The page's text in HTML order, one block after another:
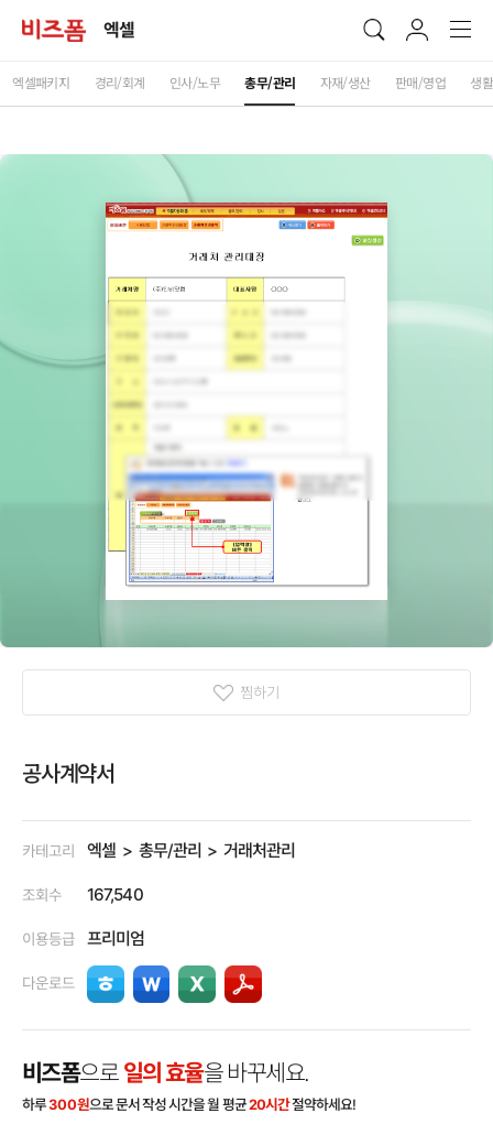
엑셀
엑셀패키지 경리/회계 인사/노무 총무/관리 자재/생산 판매/영업 생
찜하기
공사계약서
카테고리 엑셀 총무/관리 거래처관리
조회수 167,540
이용등급 프리미엄
다운로드
비즈폼으로 일의 효율을 바꾸세요.
하루300원으로 문서 작성 시간을 월 평균20시간절약하세요!